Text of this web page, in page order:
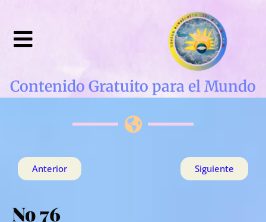
Contenido Gratuito para el Mundo
Anterior Siguiente
No 76